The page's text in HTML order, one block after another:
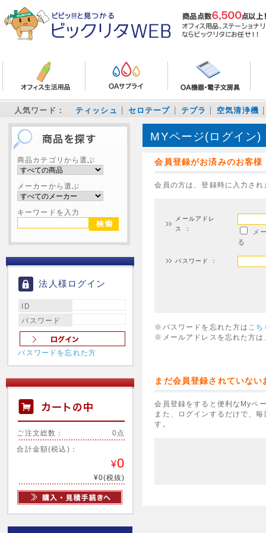
人気ワード： ティッシュ セロテープ テプラ 空気清浄機
商品カテゴリから選ぶ
メーカーから選ぶ
キーワードを入力
法人様ログイン
ID
パスワード
パスワードを忘れた方
ご注文総数： 0点
合計金額(税込)：
¥0
¥0(税抜)
MYページ(ログイン)
会員登録がお済みのお客様
会員の方は、登録時に入力さ
メールアドレ
ス ：
メ
る
パスワード ：
※パスワードを忘れた方は こち
※メールアドレスを忘れた方は
まだ会員登録されていない
会員登録をすると便利なMyペ
また、ログインするだけで、
す。